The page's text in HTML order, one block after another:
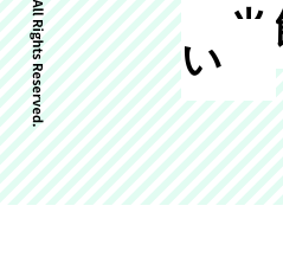
い